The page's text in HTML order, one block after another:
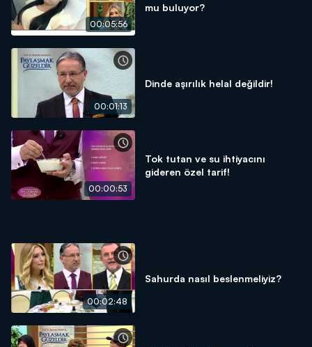
00:05:56
mu buluyor?
00:01:13
Dinde aşırılık helal değildir!
00:00:53
Tok tutan ve su ihtiyacını
gideren özel tarif!
00:02:48
Sahurda nasıl beslenmeliyiz?